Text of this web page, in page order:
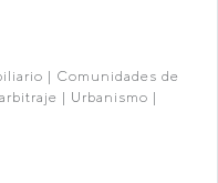
| Comunidades de
| Urbanismo |